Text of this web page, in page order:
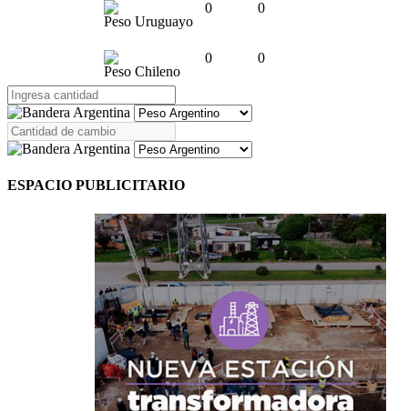
Peso Uruguayo
0 0
Peso Chileno
0 0
ESPACIO PUBLICITARIO